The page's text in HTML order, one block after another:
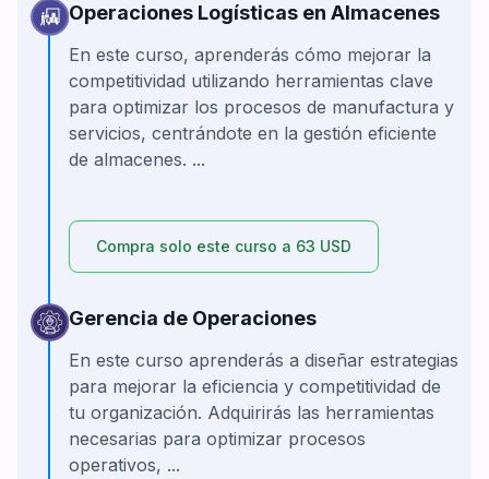
Operaciones Logísticas en Almacenes
En este curso, aprenderás cómo mejorar la
competitividad utilizando herramientas clave
para optimizar los procesos de manufactura y
servicios, centrándote en la gestión eficiente
de almacenes. ...
Compra solo este curso a 63 USD
Gerencia de Operaciones
En este curso aprenderás a diseñar estrategias
para mejorar la eficiencia y competitividad de
tu organización. Adquirirás las herramientas
necesarias para optimizar procesos
operativos, ...